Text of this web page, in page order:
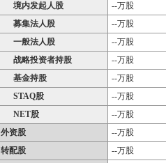
境内发起人股
--万股
募集法人股
--万股
一般法人股
--万股
战略投资者持股
--万股
基金持股
--万股
STAQ股
--万股
NET股
--万股
外资股
--万股
转配股
--万股